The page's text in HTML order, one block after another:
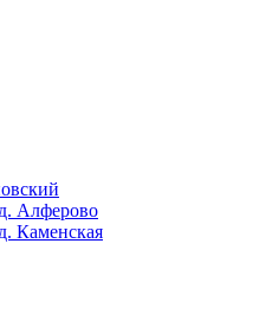
Алферово
Каменская